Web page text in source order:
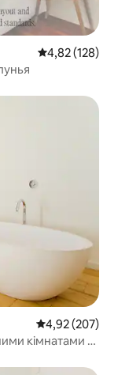
Середня
4,82 (128)
Середня
4,92 (207)
кімнатами +